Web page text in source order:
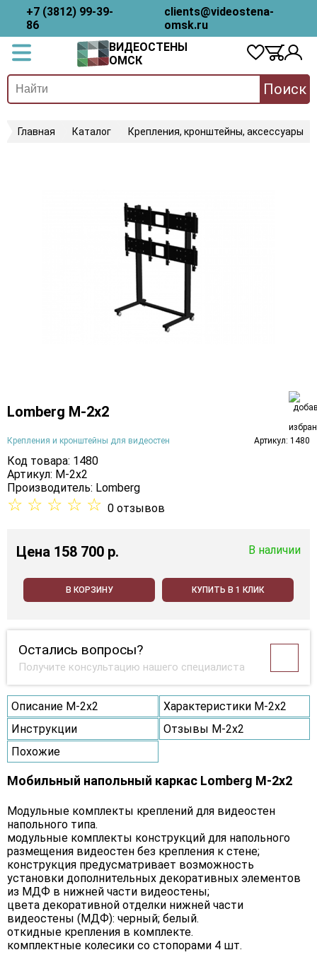
+7 (3812) 99-39-
86
clients@videostena-
omsk.ru
ВИДЕОСТЕНЫ
ОМСК
Поиск
Главная Каталог Крепления, кронштейны, аксессуары
Lomberg M-2х2
Крепления и кронштейны для видеостен Артикул: 1480
Код товара: 1480
Артикул: M-2х2
Производитель: Lomberg
☆ ☆ ☆ ☆ ☆ 0 отзывов
Цена 158 700 p. В наличии
В КОРЗИНУ КУПИТЬ В 1 КЛИК
Остались вопросы?
Получите консультацию нашего специалиста
Описание M-2х2
Характеристики M-2х2
Инструкции
Отзывы M-2х2
Похожие
Мобильный напольный каркас Lomberg M-2х2
Модульные комплекты креплений для видеостен
напольного типа.
модульные комплекты конструкций для напольного
размещения видеостен без крепления к стене;
конструкция предусматривает возможность
установки дополнительных декоративных элементов
из МДФ в нижней части видеостены;
цвета декоративной отделки нижней части
видеостены (МДФ): черный; белый.
откидные крепления в комплекте.
комплектные колесики со стопорами 4 шт.